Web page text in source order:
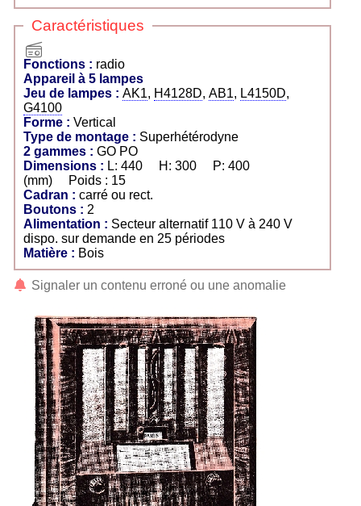
Caractéristiques
Fonctions : radio
Appareil à 5 lampes
Jeu de lampes : AK1, H4128D, AB1, L4150D,
G4100
Forme : Vertical
Type de montage : Superhétérodyne
2 gammes :
GO PO
Dimensions : L: 440 H: 300 P: 400
(mm) Poids : 15
Cadran : carré ou rect.
Boutons : 2
Alimentation : Secteur alternatif 110 V à 240 V
dispo. sur demande en 25 périodes
Matière : Bois
Signaler un contenu erroné ou une anomalie